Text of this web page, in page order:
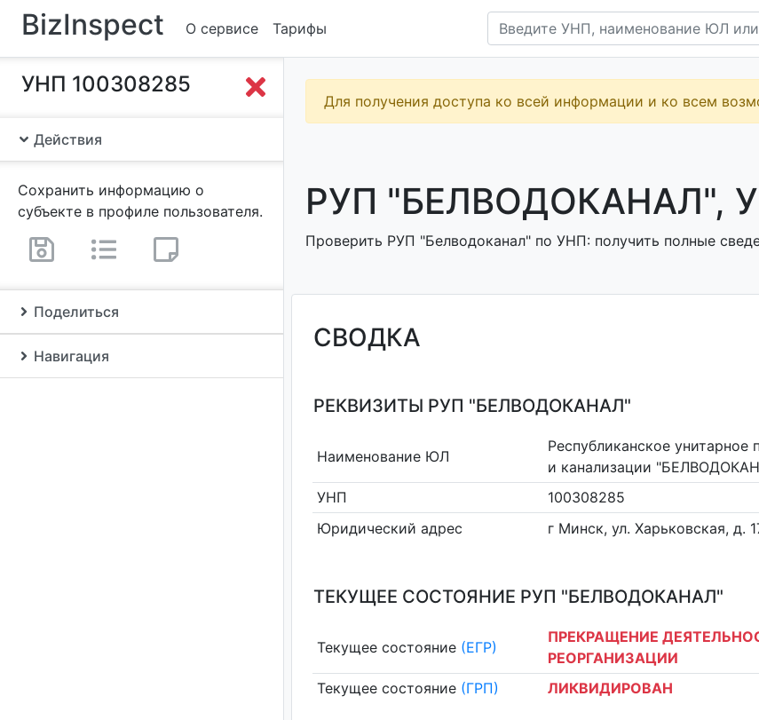
BizInspect О сервисе Тарифы
УНП 100308285
Действия
Сохранить информацию о
субъекте в профиле пользователя.
Поделиться
Навигация
Для получения доступа ко всей информации и ко всем
РУП "БЕЛВОДОКАНАЛ",
Проверить РУП "Белводоканал" по УНП: получить полные
СВОДКА
РЕКВИЗИТЫ РУП "БЕЛВОДОКАНАЛ"
Наименование ЮЛ
Республиканское
и канализации
УНП
100308285
Юридический адрес
г Минск, ул. Харьковская, д.
ТЕКУЩЕЕ СОСТОЯНИЕ РУП "БЕЛВОДОКАНАЛ"
Текущее состояние (ЕГР)
ПРЕКРАЩЕНИЕ
РЕОРГАНИЗАЦИИ
Текущее состояние (ГРП) ЛИКВИДИРОВАН